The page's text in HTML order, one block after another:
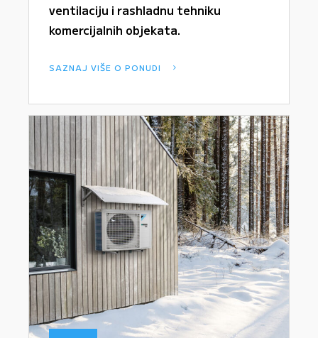
ventilaciju i rashladnu tehniku
komercijalnih objekata.
SAZNAJ VIŠE O PONUDI